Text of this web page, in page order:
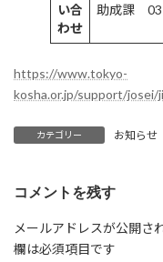
い合
わせ
助成課
https://www.tokyo-
kosha.or.jp/support/
カテゴリー お知らせ
コメントを残す
メールアドレスが公開さ
欄は必須項目です